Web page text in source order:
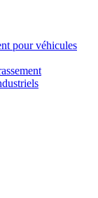
pour véhicules